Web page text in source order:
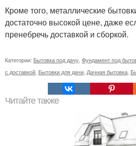
Кроме того, металлические
достаточно высокой цене, даже
пренебречь доставкой и сборкой.
Категории: Бытовка под дачу, Фундамент под
с доставкой, Бытовки для дачи, Дачная бытовка,
Читайте также